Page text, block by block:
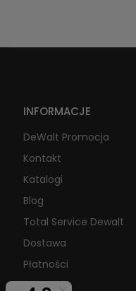
INFORMACJE
DeWalt Promocja
Kontakt
Katalogi
Blog
Total Service Dewalt
Dostawa
Płatności
O firmie